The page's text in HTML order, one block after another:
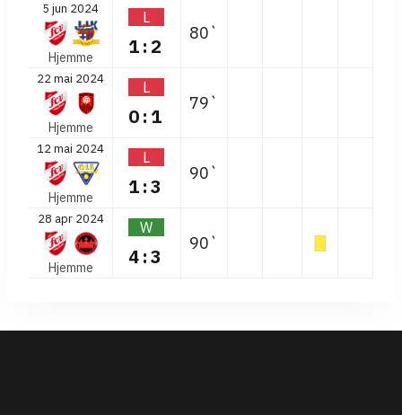
5 jun 2024
Hjemme
L
1:2
80`
22 mai 2024
Hjemme
L
0:1
79`
12 mai 2024
Hjemme
L
1:3
90`
28 apr 2024
Hjemme
W
4:3
90`